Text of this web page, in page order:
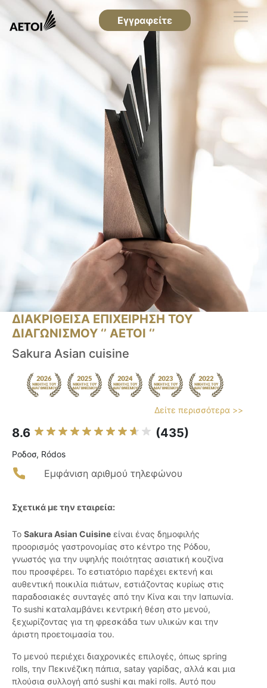
Εγγραφείτε
ΔΙΑΚΡΙΘΕΙΣΑ ΕΠΙΧΕΙΡΗΣΗ ΤΟΥ
ΔΙΑΓΩΝΙΣΜΟΥ ‘’ ΑΕΤΟΙ ‘’
Sakura Asian cuisine
Δείτε περισσότερα >>
8.6 (435)
Ροδοσ, Ródos
Εμφάνιση αριθμού τηλεφώνου
Σχετικά με την εταιρεία:
Το Sakura Asian Cuisine είναι ένας δημοφιλής
προορισμός γαστρονομίας στο κέντρο της Ρόδου,
γνωστός για την υψηλής ποιότητας ασιατική κουζίνα
που προσφέρει. Το εστιατόριο παρέχει εκτενή και
αυθεντική ποικιλία πιάτων, εστιάζοντας κυρίως στις
παραδοσιακές συνταγές από την Κίνα και την Ιαπωνία.
Το sushi καταλαμβάνει κεντρική θέση στο μενού,
ξεχωρίζοντας για τη φρεσκάδα των υλικών και την
άριστη προετοιμασία του.
Το μενού περιέχει διαχρονικές επιλογές, όπως spring
rolls, την Πεκινέζικη πάπια, satay γαρίδας, αλλά και μια
πλούσια συλλογή από sushi και maki rolls. Αυτό που